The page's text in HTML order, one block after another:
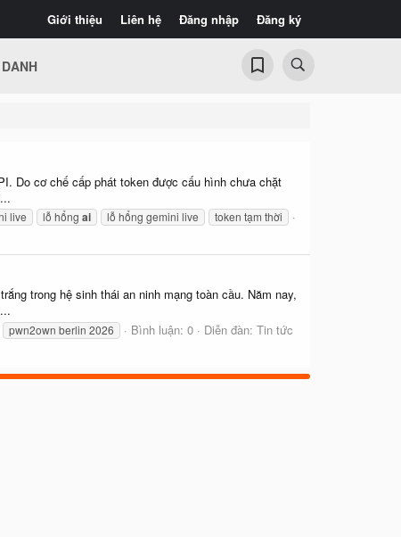
Giới thiệu Liên hệ Đăng nhập Đăng ký
Do cơ chế cấp phát token được cấu hình chưa chặt
live lỗ hổng ai lỗ hổng gemini live token tạm thời
trong hệ sinh thái an ninh mạng toàn cầu. Năm nay,
pwn2own berlin 2026 Bình luận: 0 Diễn đàn: Tin tức